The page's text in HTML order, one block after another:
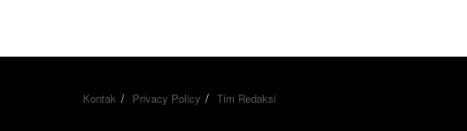
Kontak Privacy Policy Tim Redaksi